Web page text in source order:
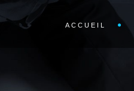
ACCUEIL